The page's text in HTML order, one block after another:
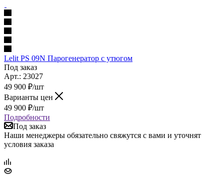
Lelit PS 09N Парогенератор с утюгом
Под заказ
Арт.: 23027
49 900 ₽/шт
Варианты цен
49 900 ₽/шт
Подробности
Под заказ
Наши менеджеры обязательно свяжутся с вами и уточнят
условия заказа